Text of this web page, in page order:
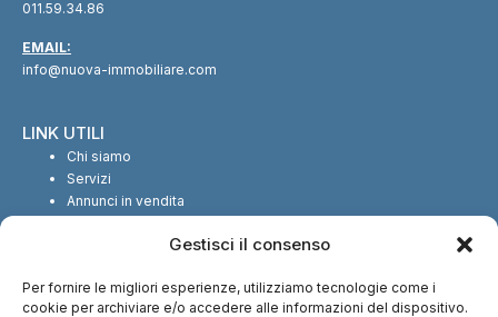
Gestisci il consenso
Per fornire le migliori esperienze, utilizziamo tecnologie come i
cookie per archiviare e/o accedere alle informazioni del dispositivo.
011.59.34.86
EMAIL:
info@nuova-immobiliare.com
LINK UTILI
Chi siamo
Servizi
Annunci in vendita
SEGUICI SUI SOCIAL